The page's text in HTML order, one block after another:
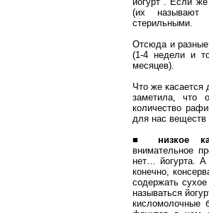
(их называют
стерильными.
Отсюда и
(1-4 недели и
месяцев).
Что же касается
заметила, что
количество
для нас
■низкое
внимательное
нет… йогурта.
конечно,
содержать
называться
кисломолочные